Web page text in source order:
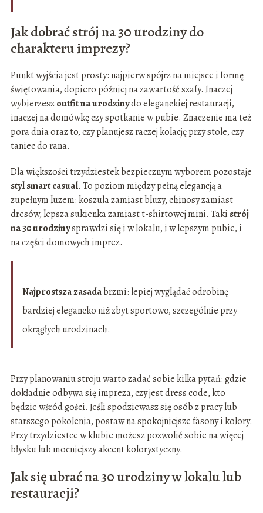
Jak dobrać strój na 30 urodziny do
charakteru imprezy?
Punkt wyjścia jest prosty: najpierw spójrz na miejsce i formę
świętowania, dopiero później na zawartość szafy. Inaczej
wybierzeszoutfit na urodzinydo eleganckiej restauracji,
inaczej na domówkę czy spotkanie w pubie. Znaczenie ma też
pora dnia oraz to, czy planujesz raczej kolację przy stole, czy
taniec do rana.
Dla większości trzydziestek bezpiecznym wyborem pozostaje
styl smart casual. To poziom między pełną elegancją a
zupełnym luzem: koszula zamiast bluzy, chinosy zamiast
dresów, lepsza sukienka zamiast t-shirtowej mini. Taki strój
na 30 urodzinysprawdzi się i w lokalu, i w lepszym pubie, i
na części domowych imprez.
Najprostsza zasadabrzmi: lepiej wyglądać odrobinę
bardziej elegancko niż zbyt sportowo, szczególnie przy
okrągłych urodzinach.
Przy planowaniu stroju warto zadać sobie kilka pytań: gdzie
dokładnie odbywa się impreza, czy jest dress code, kto
będzie wśród gości. Jeśli spodziewasz się osób z pracy lub
starszego pokolenia, postaw na spokojniejsze fasony i kolory.
Przy trzydziestce w klubie możesz pozwolić sobie na więcej
błysku lub mocniejszy akcent kolorystyczny.
Jak się ubrać na 30 urodziny w lokalu lub
restauracji?